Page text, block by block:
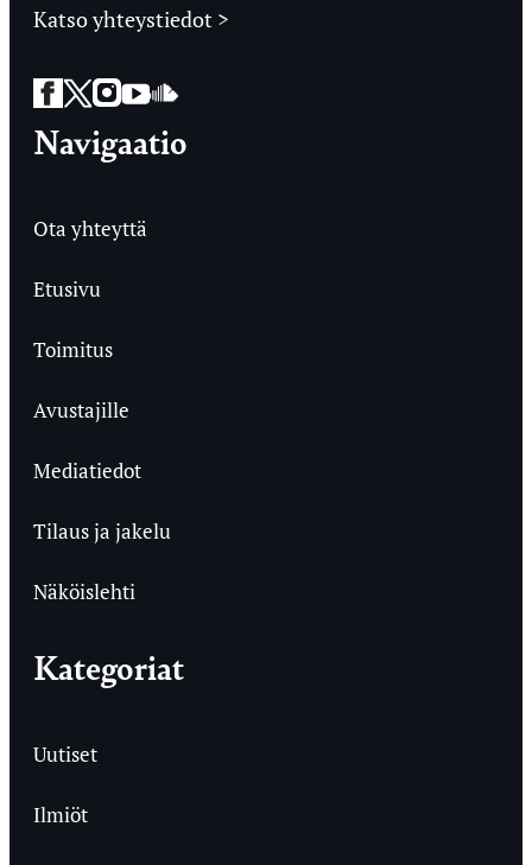
Katso yhteystiedot >
Facebook
Twitter
Instagram
YouTube
SoundCloud
Navigaatio
Ota yhteyttä
Etusivu
Toimitus
Avustajille
Mediatiedot
Tilaus ja jakelu
Näköislehti
Kategoriat
Uutiset
Ilmiöt